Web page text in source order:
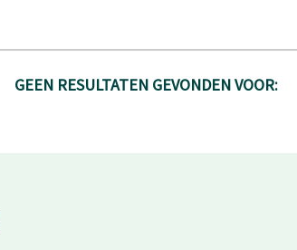
GEEN RESULTATEN GEVONDEN VOOR: